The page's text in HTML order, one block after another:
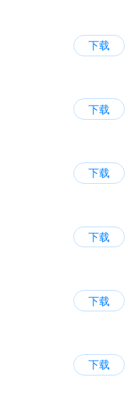
下载
下载
下载
下载
下载
下载